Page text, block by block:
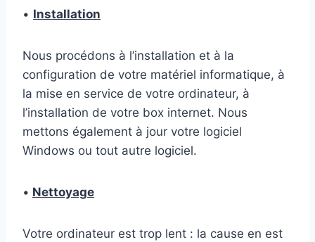
• Installation
Nous procédons à l’installation et à la
configuration de votre matériel informatique, à
la mise en service de votre ordinateur, à
l’installation de votre box internet. Nous
mettons également à jour votre logiciel
Windows ou tout autre logiciel.
• Nettoyage
Votre ordinateur est trop lent : la cause en est